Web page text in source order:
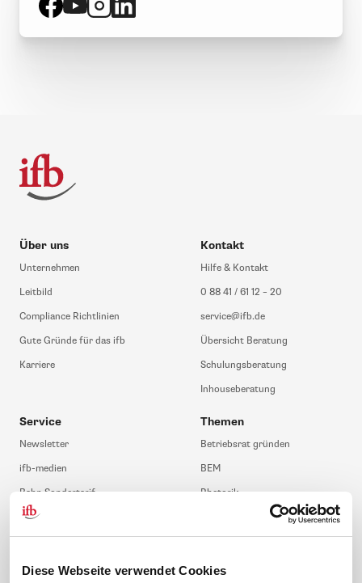
Diese Webseite verwendet Cookies
Über uns
Unternehmen
Leitbild
Compliance Richtlinien
Gute Gründe für das ifb
Karriere
Kontakt
Hilfe & Kontakt
0 88 41 / 61 12 – 20
service@ifb.de
Übersicht Beratung
Schulungsberatung
Inhouseberatung
Service
Newsletter
ifb-medien
Bahn Sondertarif
meinifb
FAQ
Themen
Betriebsrat gründen
BEM
Rhetorik
JAV-Wahl